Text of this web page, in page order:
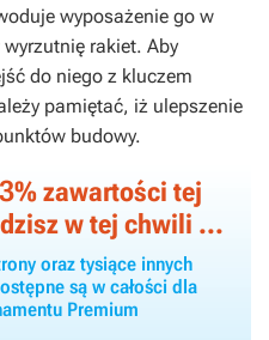
wyposażenie go w
rakiet. Aby
do niego z kluczem
pamiętać, iż ulepszenie
budowy.
% zawartości tej
w tej chwili ...
oraz tysiące innych
są w całości dla
Premium